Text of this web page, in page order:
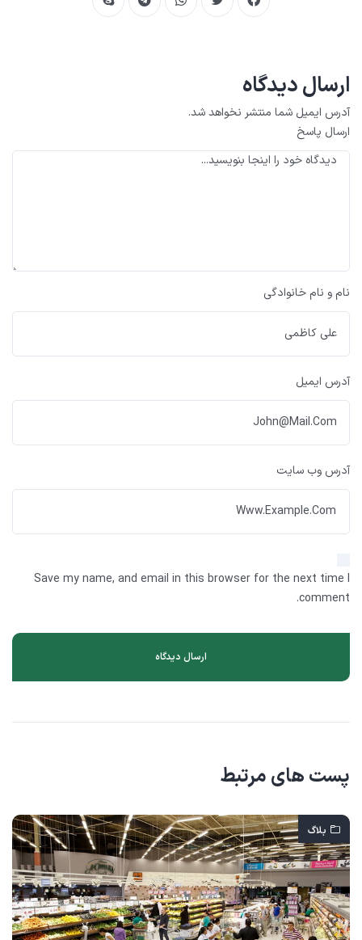
ارسال دیدگاه
آدرس ایمیل شما منتشر نخواهد شد.
ارسال پاسخ
نام و نام خانوادگی
آدرس ایمیل
آدرس وب سایت
Save my name, and email in this browser for the next time I
comment.
پست های مرتبط
بلاگ